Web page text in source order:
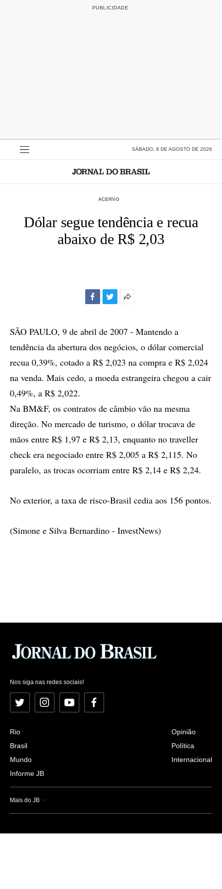
SÁBADO, 8 DE AGOSTO DE 2026
ACERVO
Dólar segue tendência e recua
abaixo de R$ 2,03
compartilhamento
SÃO PAULO, 9 de abril de 2007 - Mantendo a
tendência da abertura dos negócios, o dólar comercial
recua 0,39%, cotado a R$ 2,023 na compra e R$ 2,024
na venda. Mais cedo, a moeda estrangeira chegou a cair
0,49%, a R$ 2,022.
Na BM&F, os contratos de câmbio vão na mesma
direção. No mercado de turismo, o dólar trocava de
mãos entre R$ 1,97 e R$ 2,13, enquanto no traveller
check era negociado entre R$ 2,005 a R$ 2,115. No
paralelo, as trocas ocorriam entre R$ 2,14 e R$ 2,24.
No exterior, a taxa de risco-Brasil cedia aos 156 pontos.
(Simone e Silva Bernardino - InvestNews)
Nos siga nas redes sociais!
Twitter InstagramYouTubeFacebook
Rio
Brasil
Mundo
Informe JB
Opinião
Política
Internacional
Mais do JB
Esportes